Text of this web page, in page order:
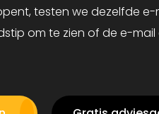
testen we dezelfde e-
om te zien of de e-